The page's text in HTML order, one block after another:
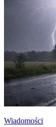
Wiadomości